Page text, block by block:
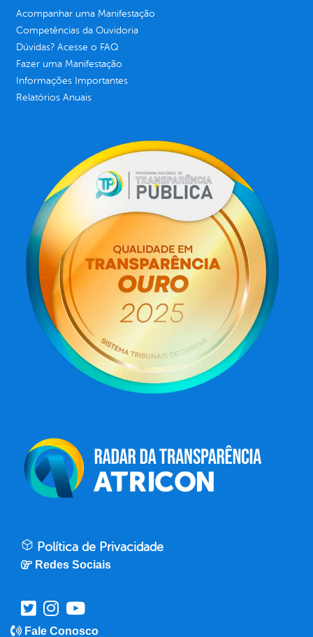
Acompanhar uma Manifestação
Competências da Ouvidoria
Dúvidas? Acesse o FAQ
Fazer uma Manifestação
Informações Importantes
Relatórios Anuais
Política de Privacidade
Redes Sociais
Fale Conosco